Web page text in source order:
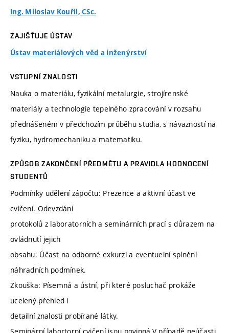
Ing. Miloslav Kouřil, CSc.
ZAJIŠŤUJE ÚSTAV
Ústav materiálových věd a inženýrství
VSTUPNÍ ZNALOSTI
Nauka o materiálu, fyzikální metalurgie, strojírenské
materiály a technologie tepelného zpracování v rozsahu
přednášeném v předchozím průběhu studia, s návazností na
fyziku, hydromechaniku a matematiku.
ZPŮSOB ZAKONČENÍ PŘEDMĚTU A PRAVIDLA HODNOCENÍ
STUDENTŮ
Podmínky udělení zápočtu: Prezence a aktivní účast ve
cvičení. Odevzdání
protokolů z laboratorních a seminárních prací s důrazem na
ovládnutí jejich
obsahu. Účast na odborné exkurzi a eventuelní splnění
náhradních podmínek.
Zkouška: Písemná a ústní, při které posluchač prokáže
ucelený přehled i
detailní znalosti probírané látky.